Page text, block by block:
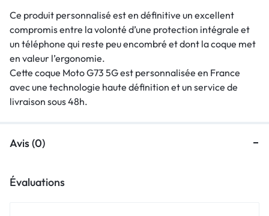
Ce produit personnalisé est en définitive un excellent
compromis entre la volonté d’une protection intégrale et
un téléphone qui reste peu encombré et dont la coque met
en valeur l’ergonomie.
Cette coque Moto G73 5G est personnalisée en France
avec une technologie haute définition et un service de
livraison sous 48h.
Avis (0)
Évaluations